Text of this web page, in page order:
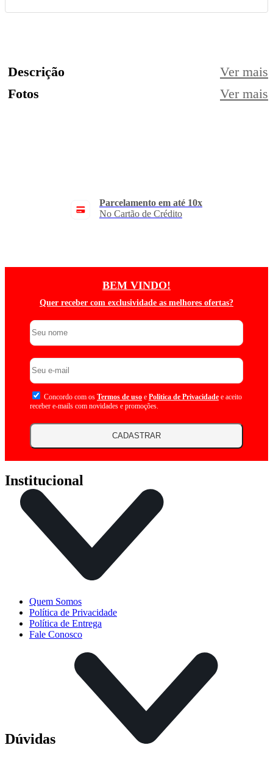
Descrição
Fotos
Parcelamento em até 10x
No Cartão de Crédito
BEM VINDO!
Quer receber com exclusividade as melhores ofertas?
Concordo com os Termos de uso e Politica de Privacidade e aceito
receber e-mails com novidades e promoções.
CADASTRAR
Institucional
Quem Somos
Política de Privacidade
Política de Entrega
Fale Conosco
Dúvidas